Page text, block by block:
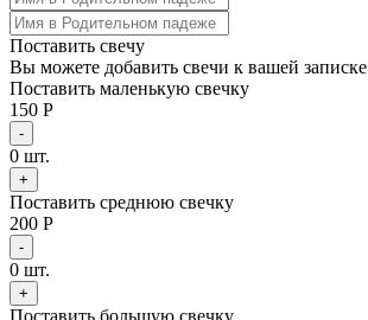
Поставить свечу
Вы можете добавить свечи к вашей записке
Поставить маленькую свечку
150 Р
-
0 шт.
+
Поставить среднюю свечку
200 Р
-
0 шт.
+
Поставить большую свечку